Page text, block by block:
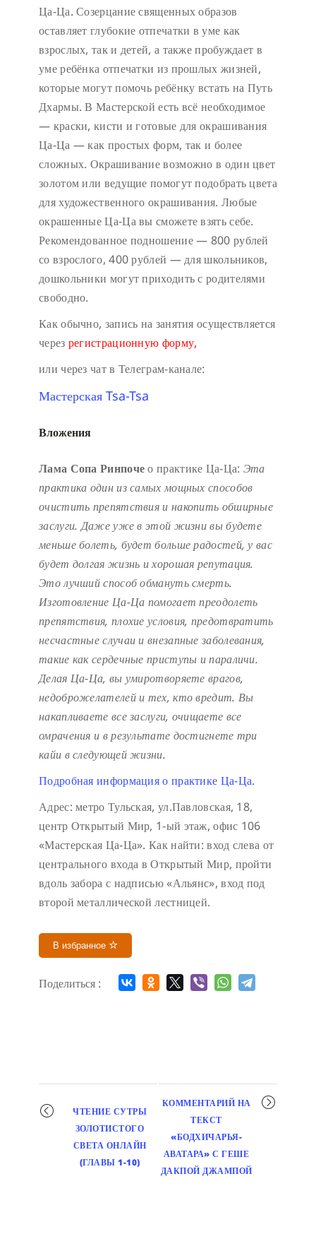
Ца-Ца. Созерцание священных образов
оставляет глубокие отпечатки в уме как
взрослых, так и детей, а также пробуждает в
уме ребёнка отпечатки из прошлых жизней,
которые могут помочь ребёнку встать на Путь
Дхармы. В Мастерской есть всё необходимое
— краски, кисти и готовые для окрашивания
Ца-Ца — как простых форм, так и более
сложных. Окрашивание возможно в один цвет
золотом или ведущие помогут подобрать цвета
для художественного окрашивания. Любые
окрашенные Ца-Ца вы сможете взять себе.
Рекомендованное подношение — 800 рублей
со взрослого, 400 рублей — для школьников,
дошкольники могут приходить с родителями
свободно.
Как обычно, запись на занятия осуществляется
через регистрационную форму,
или через чат в Телеграм-канале:
Мастерская Tsa-Tsa
Вложения
Лама Сопа Ринпочео практике Ца-Ца: Эта
практика один из самых мощных способов
очистить препятствия и накопить обширные
заслуги. Даже уже в этой жизни вы будете
меньше болеть, будет больше радостей, у вас
будет долгая жизнь и хорошая репутация.
Это лучший способ обмануть смерть.
Изготовление Ца-Ца помогает преодолеть
препятствия, плохие условия, предотвратить
несчастные случаи и внезапные заболевания,
такие как сердечные приступы и параличи.
Делая Ца-Ца, вы умиротворяете врагов,
недоброжелателей и тех, кто вредит. Вы
накапливаете все заслуги, очищаете все
омрачения и в результате достигнете три
кайи в следующей жизни.
Подробная информация о практике Ца-Ца.
Адрес: метро Тульская, ул.Павловская, 18,
центр Открытый Мир, 1-ый этаж, офис 106
«Мастерская Ца-Ца». Как найти: вход слева от
центрального входа в Открытый Мир, пройти
вдоль забора с надписью «Альянс», вход под
второй металлической лестницей.
В избранное
Поделиться :
Мероприятие
навигация
ЧТЕНИЕ СУТРЫ
ЗОЛОТИСТОГО
СВЕТА ОНЛАЙН
(ГЛАВЫ 1-10)
КОММЕНТАРИЙ НА
ТЕКСТ
«БОДХИЧАРЬЯ-
АВАТАРА» С ГЕШЕ
ДАКПОЙ ДЖАМПОЙ